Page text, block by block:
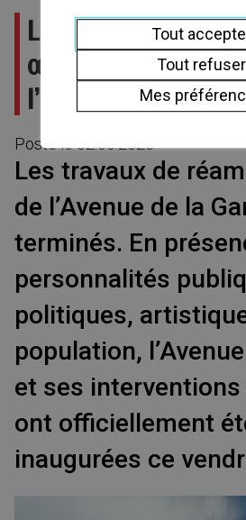
L’Avenue de la
œuvres
l’honneur!
Posté le02.06.2023
Les travaux de
de l’Avenue de la
terminés. En
personnalités
politiques,
population,
et ses
ont officiellement
inaugurées ce
Tout
Tout refuser
Mes